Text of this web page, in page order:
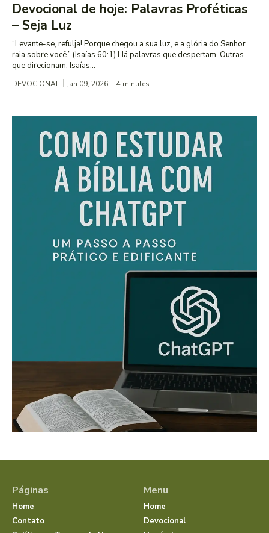
Devocional de hoje: Palavras Proféticas
– Seja Luz
“Levante-se, refulja! Porque chegou a sua luz, e a glória do Senhor
raia sobre você.” (Isaías 60:1) Há palavras que despertam. Outras
que direcionam. Isaías...
DEVOCIONAL jan 09, 2026 4 minutes
Páginas
Home
Contato
Menu
Home
Devocional